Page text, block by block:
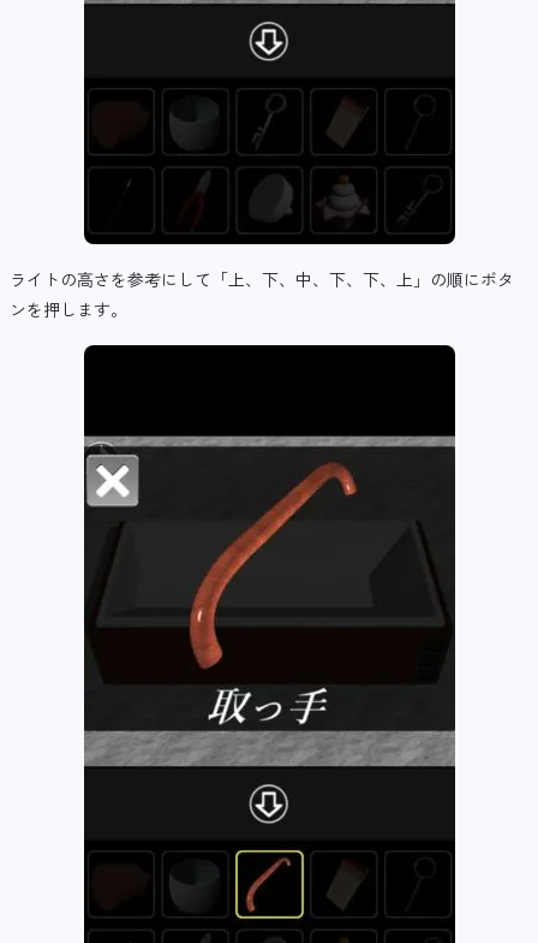
ライトの高さを参考にして「上、下、中、下、下、上」の順にボタ
ンを押します。